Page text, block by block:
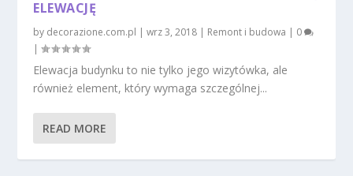
ELEWACJĘ
by decorazione.com.pl |wrz 3, 2018 | Remont i budowa | 0
|
Elewacja budynku to nie tylko jego wizytówka, ale
również element, który wymaga szczególnej...
READ MORE